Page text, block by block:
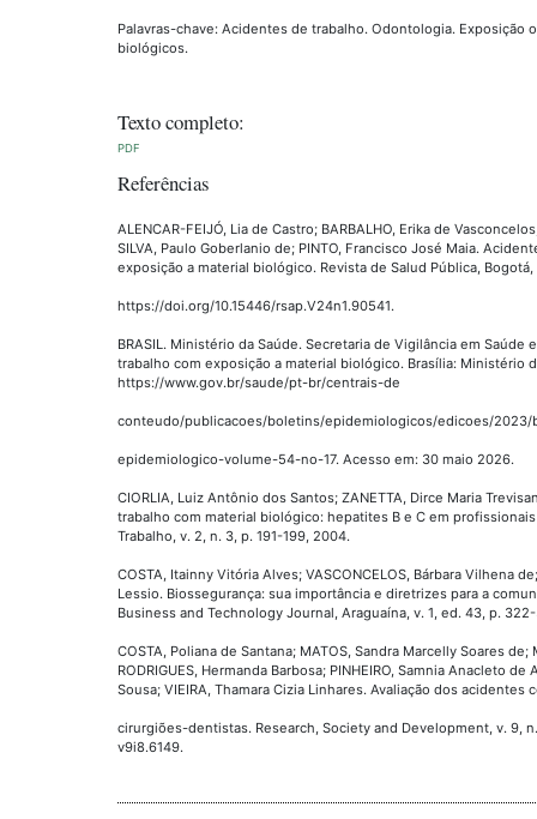
Palavras-chave: Acidentes de trabalho. Odontologia. Exposição
biológicos.
Texto completo:
PDF
Referências
ALENCAR-FEIJÓ, Lia de Castro; BARBALHO, Erika de
SILVA, Paulo Goberlanio de; PINTO, Francisco José Maia.
exposição a material biológico. Revista de Salud Pública, Bogotá,
https://doi.org/10.15446/rsap.V24n1.90541.
BRASIL. Ministério da Saúde. Secretaria de Vigilância em
trabalho com exposição a material biológico. Brasília: Ministério
https://www.gov.br/saude/pt-br/centrais-de
conteudo/publicacoes/boletins/epidemiologicos/edicoes/2023/
epidemiologico-volume-54-no-17. Acesso em: 30 maio 2026.
CIORLIA, Luiz Antônio dos Santos; ZANETTA, Dirce Maria
trabalho com material biológico: hepatites B e C em
Trabalho, v. 2, n. 3, p. 191-199, 2004.
COSTA, Itainny Vitória Alves; VASCONCELOS, Bárbara Vilhena
Lessio. Biossegurança: sua importância e diretrizes para a
Business and Technology Journal, Araguaína, v. 1, ed. 43, p.
COSTA, Poliana de Santana; MATOS, Sandra Marcelly Soares
RODRIGUES, Hermanda Barbosa; PINHEIRO, Samnia Anacleto
Sousa; VIEIRA, Thamara Cizia Linhares. Avaliação dos
cirurgiões-dentistas. Research, Society and Development, v. 9,
v9i8.6149.